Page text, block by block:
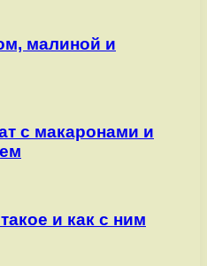
малиной и
с макаронами и
и как с ним